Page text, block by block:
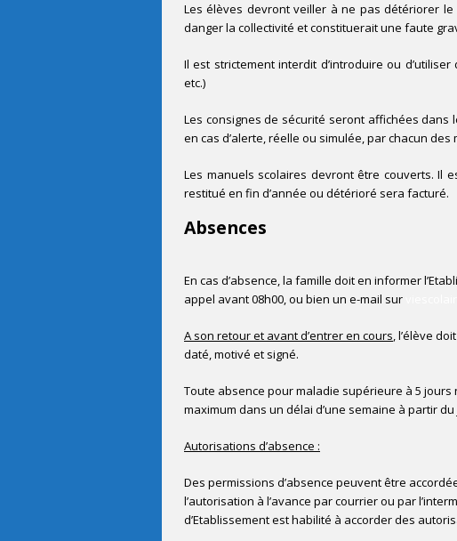
Les élèves devront veiller à ne pas détériorer
danger la collectivité et constituerait une faute
Il est strictement interdit d’introduire ou
etc.)
Les consignes de sécurité seront affichées
en cas d’alerte, réelle ou simulée, par chacun
Les manuels scolaires devront être couverts. Il
restitué en fin d’année ou détérioré sera facturé.
Absences
En cas d’absence, la famille doit en informer
appel avant 08h00, ou bien un e-mail sur
A son retour et avant d’entrer en cours, l’élève
daté, motivé et signé.
Toute absence pour maladie supérieure à 5
maximum dans un délai d’une semaine à partir du
Autorisations d’absence :
Des permissions d’absence peuvent être
l’autorisation à l’avance par courrier ou par
d’Etablissement est habilité à accorder des